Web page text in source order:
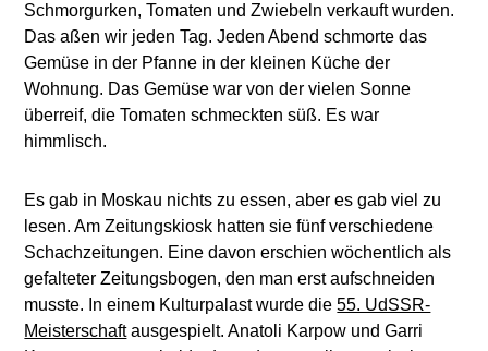
Schmorgurken, Tomaten und Zwiebeln verkauft wurden.
Das aßen wir jeden Tag. Jeden Abend schmorte das
Gemüse in der Pfanne in der kleinen Küche der
Wohnung. Das Gemüse war von der vielen Sonne
überreif, die Tomaten schmeckten süß. Es war
himmlisch.
Es gab in Moskau nichts zu essen, aber es gab viel zu
lesen. Am Zeitungskiosk hatten sie fünf verschiedene
Schachzeitungen. Eine davon erschien wöchentlich als
gefalteter Zeitungsbogen, den man erst aufschneiden
musste. In einem Kulturpalast wurde die55. UdSSR-
Meisterschaftausgespielt. Anatoli Karpow und Garri